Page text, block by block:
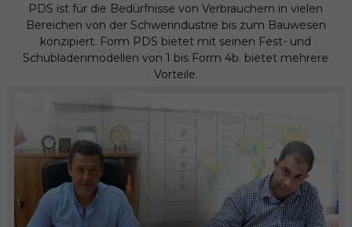
PDS ist für die Bedürfnisse von Verbrauchern in vielen
Bereichen von der Schwerindustrie bis zum Bauwesen
konzipiert. Form PDS bietet mit seinen Fest- und
Schubladenmodellen von 1 bis Form 4b. bietet mehrere
Vorteile.